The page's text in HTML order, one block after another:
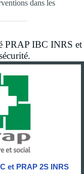
dans les
PRAP IBC INRS et
et PRAP 2S INRS